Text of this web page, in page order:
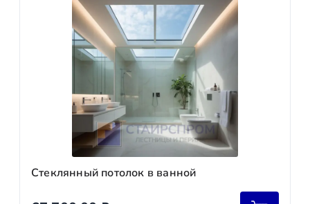
Стеклянный потолок в ванной